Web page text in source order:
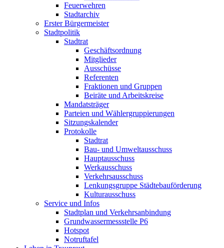
Feuerwehren
Stadtarchiv
Erster Bürgermeister
Stadtpolitik
Stadtrat
Geschäftsordnung
Mitglieder
Ausschüsse
Referenten
Fraktionen und Gruppen
Beiräte und Arbeitskreise
Mandatsträger
Parteien und Wählergruppierungen
Sitzungskalender
Protokolle
Stadtrat
Bau- und Umweltausschuss
Hauptausschuss
Werkausschuss
Verkehrsausschuss
Lenkungsgruppe Städtebauförderung
Kulturausschuss
Service und Infos
Stadtplan und Verkehrsanbindung
Grundwassermessstelle P6
Hotspot
Notruftafel